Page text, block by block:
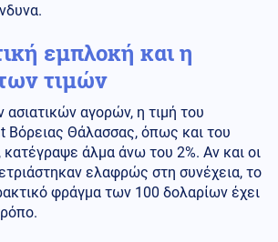
εμπλοκή και η
τιμών
αγορών, η τιμή του
Βόρειας Θάλασσας, όπως και του
κατέγραψε άλμα άνω του 2%. Αν και οι
ελαφρώς στη συνέχεια, το
φράγμα των 100 δολαρίων έχει